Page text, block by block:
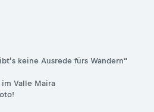
keine Ausrede fürs Wandern“
im Valle Maira